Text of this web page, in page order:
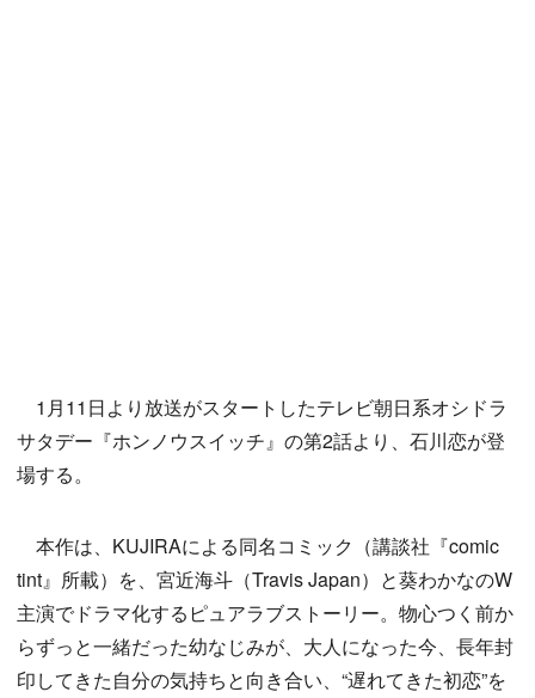
1月11日より放送がスタートしたテレビ朝日系オシドラ
サタデー『ホンノウスイッチ』の第2話より、石川恋が登
場する。
本作は、KUJIRAによる同名コミック（講談社『comic
tint』所載）を、宮近海斗（Travis Japan）と葵わかなのW
主演でドラマ化するピュアラブストーリー。物心つく前か
らずっと一緒だった幼なじみが、大人になった今、長年封
印してきた自分の気持ちと向き合い、“遅れてきた初恋”を